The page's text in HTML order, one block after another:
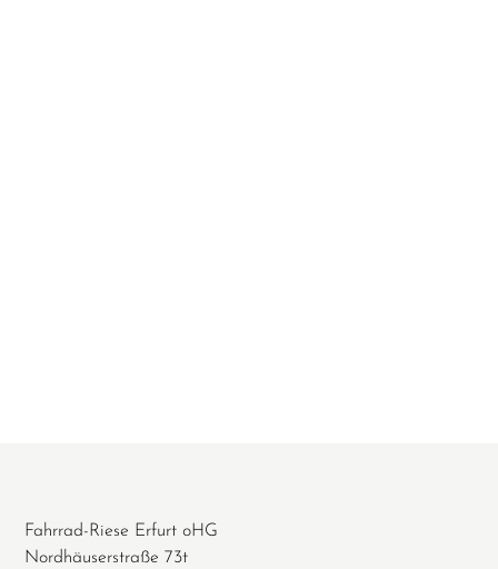
Fahrrad-Riese Erfurt oHG
Nordhäuserstraße 73t